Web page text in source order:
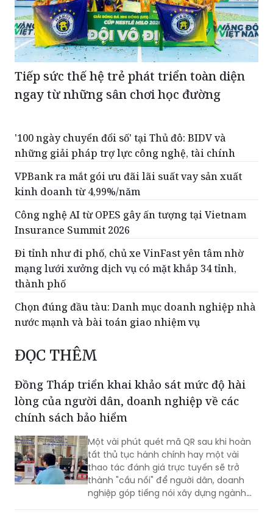
Tiếp sức thế hệ trẻ phát triển toàn diện
ngay từ những sân chơi học đường
'100 ngày chuyển đổi số' tại Thủ đô: BIDV và
những giải pháp trợ lực công nghệ, tài chính
VPBank ra mắt gói ưu đãi lãi suất vay sản xuất
kinh doanh từ 4,99%/năm
Công nghệ AI từ OPES gây ấn tượng tại Vietnam
Insurance Summit 2026
Đi tỉnh như đi phố, chủ xe VinFast yên tâm nhờ
mạng lưới xưởng dịch vụ có mặt khắp 34 tỉnh,
thành phố
Chọn đúng đầu tàu: Danh mục doanh nghiệp nhà
nước mạnh và bài toán giao nhiệm vụ
ĐỌC THÊM
Đồng Tháp triển khai khảo sát mức độ hài
lòng của người dân, doanh nghiệp về các
chính sách bảo hiểm
Một vài phút quét mã QR sau khi hoàn
tất thủ tục hành chính hay một vài
thao tác đánh giá trực tuyến sẽ trở
thành "cầu nối" để người dân, doanh
nghiệp góp tiếng nói xây dựng ngành